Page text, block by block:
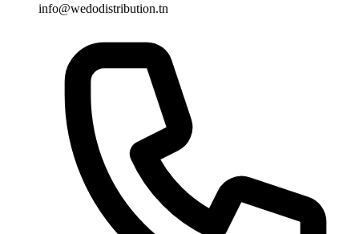
info@wedodistribution.tn